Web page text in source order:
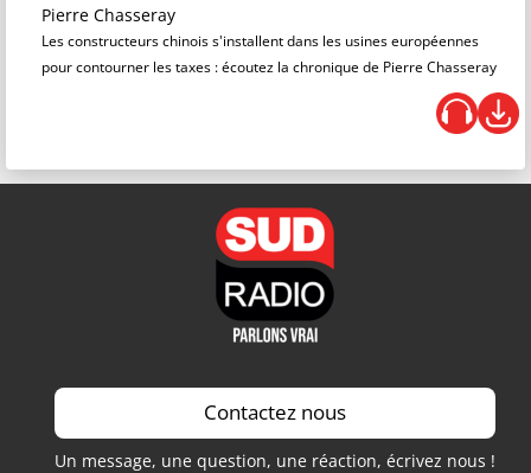
Pierre Chasseray
Les constructeurs chinois s'installent dans les usines européennes
pour contourner les taxes : écoutez la chronique de Pierre Chasseray
Contactez nous
Un message, une question, une réaction, écrivez nous !